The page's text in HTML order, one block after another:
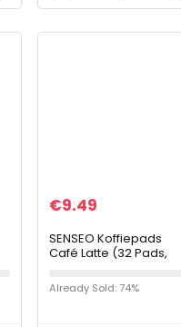
€9.49
SENSEO Koffiepads
Café Latte (32 Pads,
Koffiepadmachines,
Latte Koffie), 4 x 8 Pads
Already Sold: 74%